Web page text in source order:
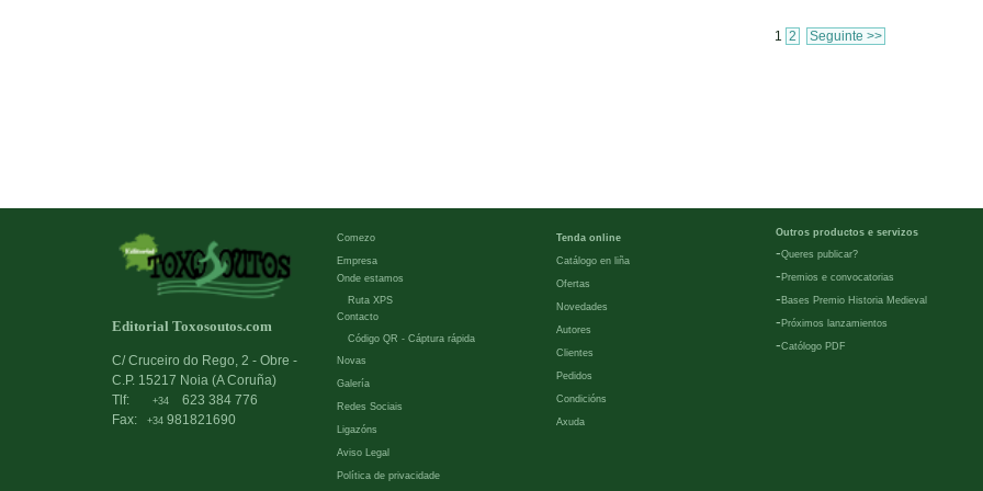
1 2 Seguinte >>
Editorial Toxosoutos.com
C/ Cruceiro do Rego, 2 - Obre -
C.P. 15217 Noia (A Coruña)
Tlf:
+34
623 384 776
Fax:
+34 981821690
Comezo
Empresa
Onde estamos
Ruta XPS
Contacto
Código QR - Cáptura rápida
Novas
Galería
Redes Sociais
Ligazóns
Aviso Legal
Política de privacidade
Tenda online
Catálogo en liña
Ofertas
Novedades
Autores
Clientes
Pedidos
Condicións
Axuda
Outros productos e servizos
-Queres publicar?
- Premios e convocatorias
- Bases Premio Historia Medieval
- Próximos lanzamientos
-Católogo PDF